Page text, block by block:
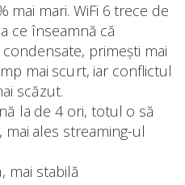
mai mari. WiFi 6 trece de
ce înseamnă că
primești mai
mai scurt, iar conflictul
scăzut.
la de 4 ori, totul o să
ales streaming-ul
mai stabilă